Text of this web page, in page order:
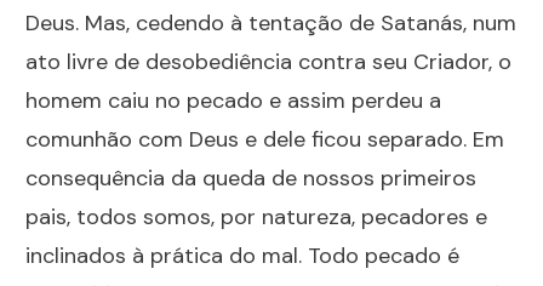
Deus. Mas, cedendo à tentação de Satanás, num
ato livre de desobediência contra seu Criador, o
homem caiu no pecado e assim perdeu a
comunhão com Deus e dele ficou separado. Em
consequência da queda de nossos primeiros
pais, todos somos, por natureza, pecadores e
inclinados à prática do mal. Todo pecado é